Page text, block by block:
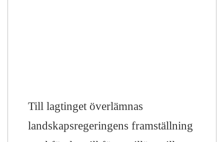
Till lagtinget överlämnas
landskapsregeringens framställning